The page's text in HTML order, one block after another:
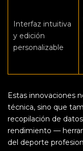
Interfaz intuitiva
y edición
personalizable
Estas innovaciones
técnica, sino que
recopilación de
rendimiento —
del deporte